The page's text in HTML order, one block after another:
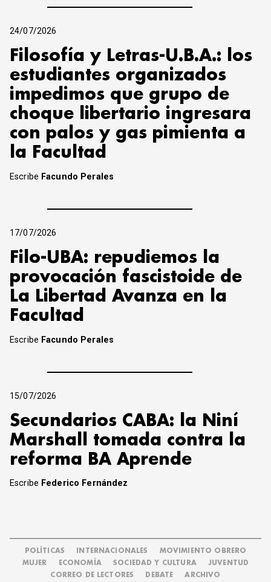
24/07/2026
Filosofía y Letras-U.B.A.: los
estudiantes organizados
impedimos que grupo de
choque libertario ingresara
con palos y gas pimienta a
la Facultad
Escribe Facundo Perales
17/07/2026
Filo-UBA: repudiemos la
provocación fascistoide de
La Libertad Avanza en la
Facultad
Escribe Facundo Perales
15/07/2026
Secundarios CABA: la Niní
Marshall tomada contra la
reforma BA Aprende
Escribe Federico Fernández
POLÍTICAS INTERNACIONALES
MOVIMIENTO OBRERO
MUJER
ECONOMÍA SOCIEDAD Y CULTURA
JUVENTUD
CORREO DE LECTORES
DEBATE ARCHIVO